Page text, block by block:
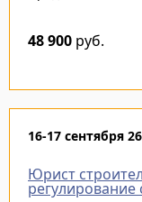
48 900 руб.
16-17 сентября
Юрист
регулирование